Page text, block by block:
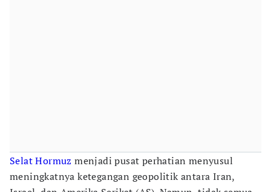
Selat Hormuz menjadi pusat perhatian menyusul
meningkatnya ketegangan geopolitik antara Iran,